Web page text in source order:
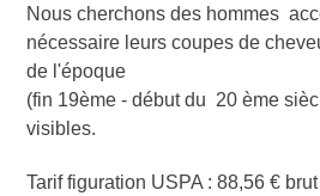
Nous cherchons des hommes
nécessaire leurs coupes de
de l'époque
(fin 19ème - début du 20 ème
visibles.
Tarif figuration USPA : 88,56 € brut